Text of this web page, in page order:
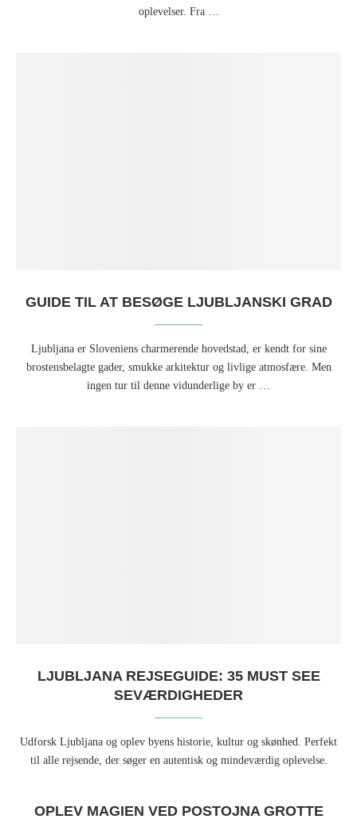
oplevelser. Fra …
GUIDE TIL AT BESØGE LJUBLJANSKI GRAD
Ljubljana er Sloveniens charmerende hovedstad, er kendt for sine
brostensbelagte gader, smukke arkitektur og livlige atmosfære. Men
ingen tur til denne vidunderlige by er …
LJUBLJANA REJSEGUIDE: 35 MUST SEE
SEVÆRDIGHEDER
Udforsk Ljubljana og oplev byens historie, kultur og skønhed. Perfekt
til alle rejsende, der søger en autentisk og mindeværdig oplevelse.
OPLEV MAGIEN VED POSTOJNA GROTTE